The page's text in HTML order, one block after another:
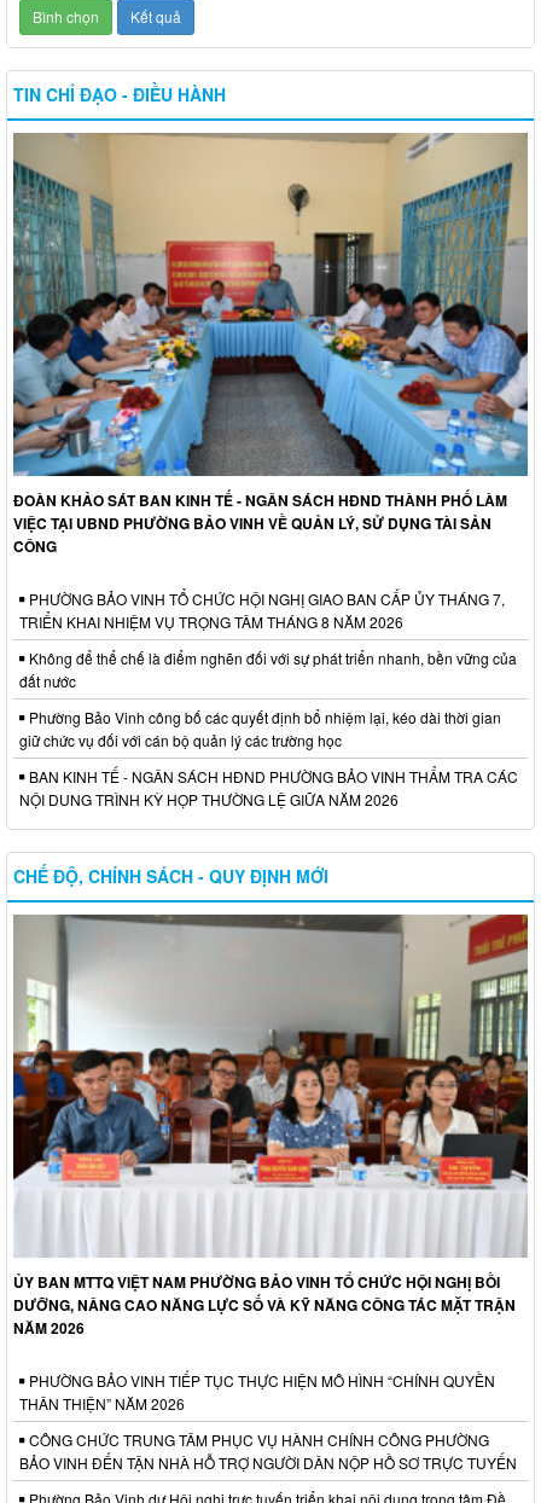
TIN CHỈ ĐẠO - ĐIỀU HÀNH
ĐOÀN KHẢO SÁT BAN KINH TẾ - NGÂN SÁCH HĐND THÀNH PHỐ LÀM
VIỆC TẠI UBND PHƯỜNG BẢO VINH VỀ QUẢN LÝ, SỬ DỤNG TÀI SẢN
CÔNG
PHƯỜNG BẢO VINH TỔ CHỨC HỘI NGHỊ GIAO BAN CẤP ỦY THÁNG 7,
TRIỂN KHAI NHIỆM VỤ TRỌNG TÂM THÁNG 8 NĂM 2026
Không để thể chế là điểm nghẽn đối với sự phát triển nhanh, bền vững của
đất nước
Phường Bảo Vinh công bố các quyết định bổ nhiệm lại, kéo dài thời gian
giữ chức vụ đối với cán bộ quản lý các trường học
BAN KINH TẾ - NGÂN SÁCH HĐND PHƯỜNG BẢO VINH THẨM TRA CÁC
NỘI DUNG TRÌNH KỲ HỌP THƯỜNG LỆ GIỮA NĂM 2026
CHẾ ĐỘ, CHÍNH SÁCH - QUY ĐỊNH MỚI
ỦY BAN MTTQ VIỆT NAM PHƯỜNG BẢO VINH TỔ CHỨC HỘI NGHỊ BỒI
DƯỠNG, NÂNG CAO NĂNG LỰC SỐ VÀ KỸ NĂNG CÔNG TÁC MẶT TRẬN
NĂM 2026
PHƯỜNG BẢO VINH TIẾP TỤC THỰC HIỆN MÔ HÌNH “CHÍNH QUYỀN
THÂN THIỆN” NĂM 2026
CÔNG CHỨC TRUNG TÂM PHỤC VỤ HÀNH CHÍNH CÔNG PHƯỜNG
BẢO VINH ĐẾN TẬN NHÀ HỖ TRỢ NGƯỜI DÂN NỘP HỒ SƠ TRỰC TUYẾN